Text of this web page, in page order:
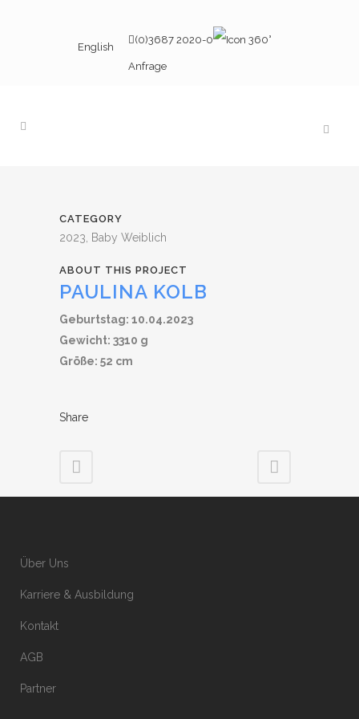
English
(0)3687 2020-0
Anfrage
CATEGORY
2023, Baby Weiblich
ABOUT THIS PROJECT
PAULINA KOLB
Geburtstag: 10.04.2023
Gewicht: 3310 g
Größe: 52 cm
Share
Über Uns
Karriere & Ausbildung
Kontakt
AGB
Partner